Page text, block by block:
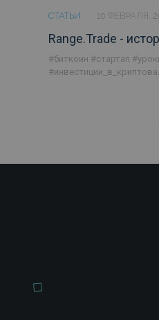
СТАТЬИ 10 ФЕВРАЛЯ,
Range.Trade -
#биткоин #стартап